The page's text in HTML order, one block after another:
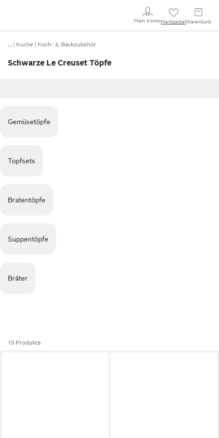
Mein KontoMerkzettel Warenkorb
… Küche Koch- & Backzubehör
Schwarze Le Creuset Töpfe
Gemüsetöpfe
Topfsets
Bratentöpfe
Suppentöpfe
Bräter
15 Produkte